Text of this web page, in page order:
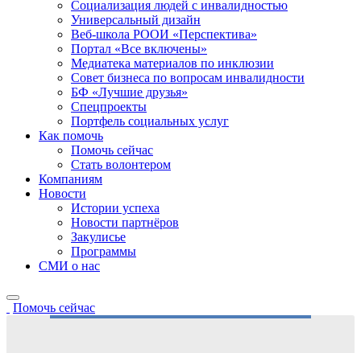
Социализация людей с инвалидностью
Универсальный дизайн
Веб-школа РООИ «Перспектива»
Портал «Все включены»
Медиатека материалов по инклюзии
Совет бизнеса по вопросам инвалидности
БФ «Лучшие друзья»
Спецпроекты
Портфель социальных услуг
Как помочь
Помочь сейчас
Стать волонтером
Компаниям
Новости
Истории успеха
Новости партнёров
Закулисье
Программы
СМИ о нас
Помочь сейчас